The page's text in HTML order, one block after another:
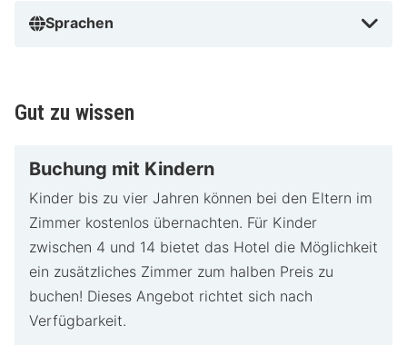
Sprachen
Gut zu wissen
Buchung mit Kindern
Kinder bis zu vier Jahren können bei den Eltern im
Zimmer kostenlos übernachten. Für Kinder
zwischen 4 und 14 bietet das Hotel die Möglichkeit
ein zusätzliches Zimmer zum halben Preis zu
buchen! Dieses Angebot richtet sich nach
Verfügbarkeit.